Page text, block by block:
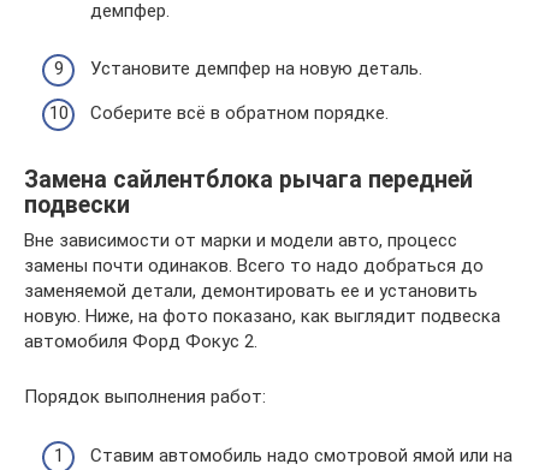
демпфер.
Установите демпфер на новую деталь.
Соберите всё в обратном порядке.
Замена сайлентблока рычага передней
подвески
Вне зависимости от марки и модели авто, процесс
замены почти одинаков. Всего то надо добраться до
заменяемой детали, демонтировать ее и установить
новую. Ниже, на фото показано, как выглядит подвеска
автомобиля Форд Фокус 2.
Порядок выполнения работ:
Ставим автомобиль надо смотровой ямой или на